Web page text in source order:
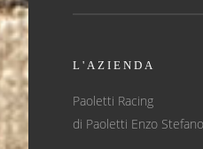
L'AZIENDA
Paoletti Racing
di Paoletti Enzo